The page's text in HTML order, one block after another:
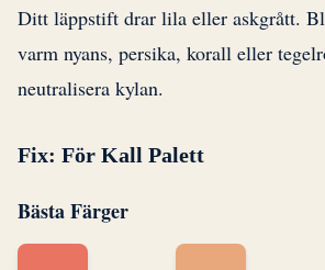
Ditt läppstift drar lila eller askgrått.
varm nyans, persika, korall eller
neutralisera kylan.
Fix: För Kall Palett
Bästa Färger